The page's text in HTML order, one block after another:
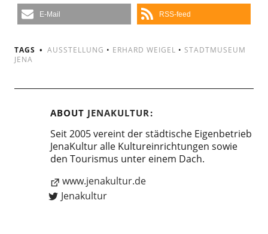
E-Mail RSS-feed
TAGS AUSSTELLUNG • ERHARD WEIGEL • STADTMUSEUM
JENA
ABOUT JENAKULTUR
Seit 2005 vereint der städtische Eigenbetrieb
JenaKultur alle Kultureinrichtungen sowie
den Tourismus unter einem Dach.
www.jenakultur.de
Jenakultur